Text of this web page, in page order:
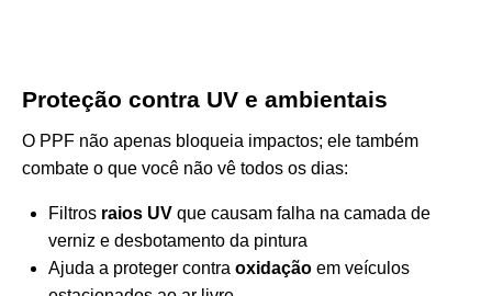
Proteção contra UV e ambientais
O PPF não apenas bloqueia impactos; ele também
combate o que você não vê todos os dias:
Filtros raios UV que causam falha na camada de
verniz e desbotamento da pintura
Ajuda a proteger contra oxidação em veículos